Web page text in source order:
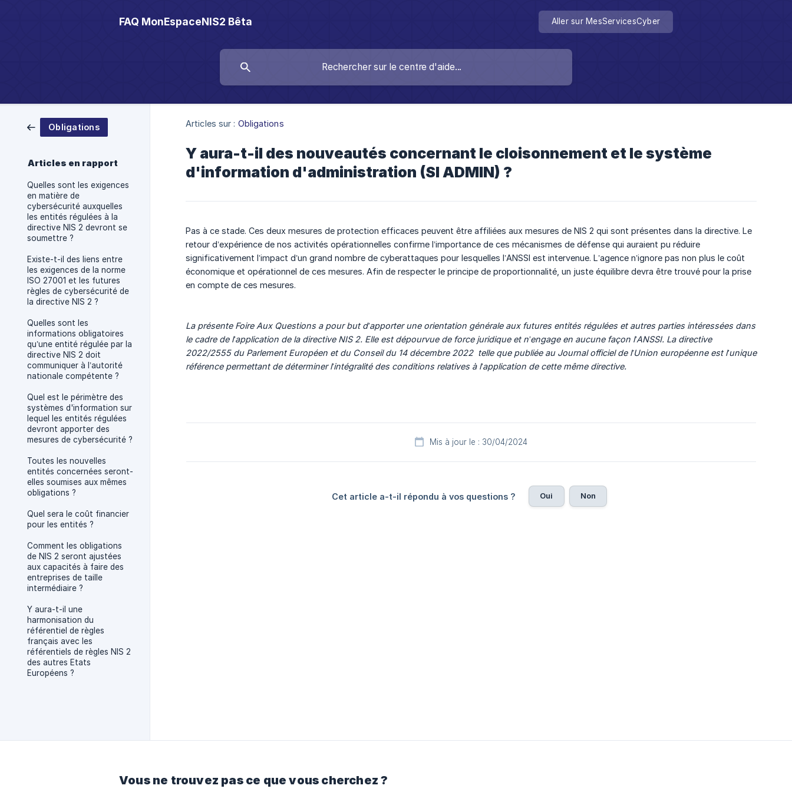
FAQ MonEspaceNIS2 Bêta Aller sur MesServicesCyber
Obligations
Articles en rapport
Quelles sont les exigences
en matière de
cybersécurité auxquelles
les entités régulées à la
directive NIS 2 devront se
soumettre ?
Existe-t-il des liens entre
les exigences de la norme
ISO 27001 et les futures
règles de cybersécurité de
la directive NIS 2 ?
Quelles sont les
informations obligatoires
qu’une entité régulée par la
directive NIS 2 doit
communiquer à l’autorité
nationale compétente ?
Quel est le périmètre des
systèmes d'information sur
lequel les entités régulées
devront apporter des
mesures de cybersécurité ?
Toutes les nouvelles
entités concernées seront-
elles soumises aux mêmes
obligations ?
Quel sera le coût financier
pour les entités ?
Comment les obligations
de NIS 2 seront ajustées
aux capacités à faire des
entreprises de taille
intermédiaire ?
Y aura-t-il une
harmonisation du
référentiel de règles
français avec les
référentiels de règles NIS 2
des autres Etats
Européens ?
Articles sur : Obligations
Y aura-t-il des nouveautés concernant le cloisonnement et le système
d'information d'administration (SI ADMIN) ?
Pas à ce stade. Ces deux mesures de protection efficaces peuvent être affiliées aux mesures de NIS 2 qui sont présentes dans la directive. Le
retour d’expérience de nos activités opérationnelles confirme l’importance de ces mécanismes de défense qui auraient pu réduire
significativement l’impact d’un grand nombre de cyberattaques pour lesquelles l’ANSSI est intervenue. L’agence n’ignore pas non plus le coût
économique et opérationnel de ces mesures. Afin de respecter le principe de proportionnalité, un juste équilibre devra être trouvé pour la prise
en compte de ces mesures.
La présente Foire Aux Questions a pour but d’apporter une orientation générale aux futures entités régulées et autres parties intéressées dans
le cadre de l’application de la directive NIS 2. Elle est dépourvue de force juridique et n’engage en aucune façon l’ANSSI. La directive
2022/2555 du Parlement Européen et du Conseil du 14 décembre 2022  telle que publiée au Journal officiel de l’Union européenne est l’unique
référence permettant de déterminer l’intégralité des conditions relatives à l’application de cette même directive.
Mis à jour le : 30/04/2024
Cet article a-t-il répondu à vos questions ? Oui Non
Vous ne trouvez pas ce que vous cherchez ?